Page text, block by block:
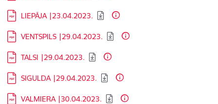
Lejupielādēt:
LIEPĀJA |23.04.2023.
Lejupielādēt:
VENTSPILS |29.04.2023.
Lejupielādēt:
TALSI |29.04.2023.
Lejupielādēt:
SIGULDA |29.04.2023.
Lejupielādēt:
VALMIERA |30.04.2023.